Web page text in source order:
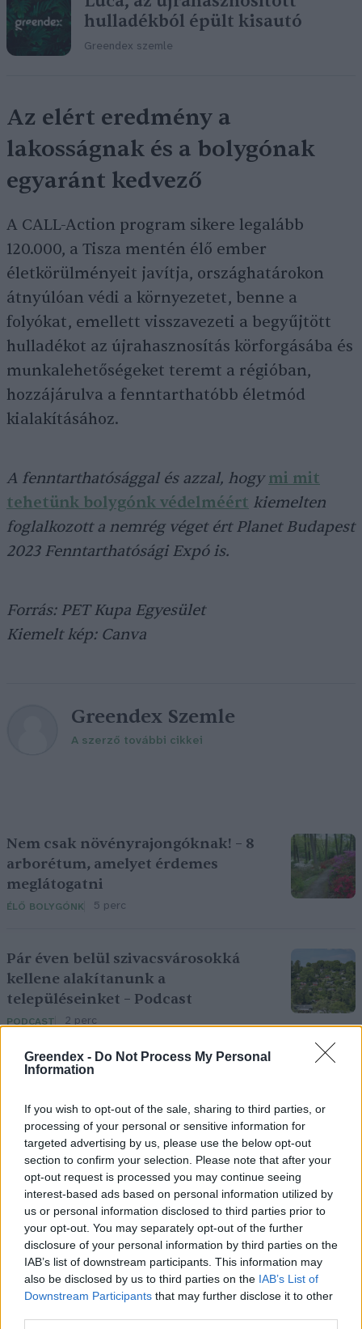
Greendex - Do Not Process My Personal
Information
If you wish to opt-out of the sale, sharing to third parties, or
processing of your personal or sensitive information for
targeted advertising by us, please use the below opt-out
section to confirm your selection. Please note that after your
opt-out request is processed you may continue seeing
interest-based ads based on personal information utilized by
us or personal information disclosed to third parties prior to
your opt-out. You may separately opt-out of the further
disclosure of your personal information by third parties on the
IAB’s list of downstream participants. This information may
also be disclosed by us to third parties on the IAB’s List of
Downstream Participants that may further disclose it to other
hulladékból épült kisautó
Greendex szemle
Az elért eredmény a
lakosságnak és a bolygónak
egyaránt kedvező
A CALL-Action program sikere legalább
120.000, a Tisza mentén élő ember
életkörülményeit javítja, országhatárokon
átnyúlóan védi a környezetet, benne a
folyókat, emellett visszavezeti a begyűjtött
hulladékot az újrahasznosítás körforgásába és
munkalehetőségeket teremt a régióban,
hozzájárulva a fenntarthatóbb életmód
kialakításához.
A fenntarthatósággal és azzal, hogymi mit
tehetünk bolygónk védelméért kiemelten
foglalkozott a nemrég véget ért Planet Budapest
2023 Fenntarthatósági Expó is.
Forrás: PET Kupa Egyesület
Kiemelt kép: Canva
Greendex Szemle
A szerző további cikkei
Nem csak növényrajongóknak! – 8
arborétum, amelyet érdemes
meglátogatni
ÉLŐ BOLYGÓNK 5 perc
Pár éven belül szivacsvárosokká
kellene alakítanunk a
településeinket – Podcast
PODCAST 2 perc
Negatív vízállások, vízkorlátozások:
ÉLŐ BOLYGÓNK 5 perc
Holnapután